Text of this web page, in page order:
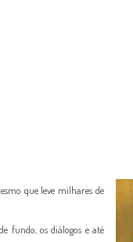
que leve milhares de
fundo, os diálogos e até